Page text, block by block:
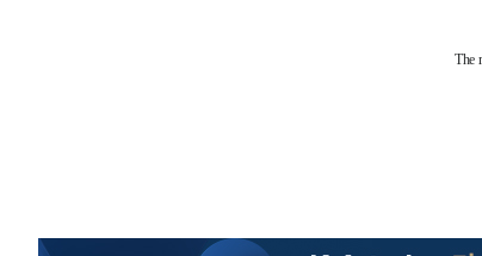
[속보] 호르무즈 해협 이란-오만 협상 기대속 뉴